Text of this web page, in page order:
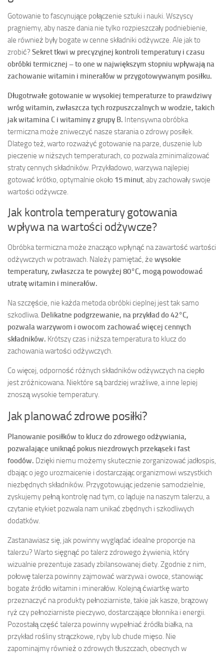
Gotowanie to fascynujące połączenie sztuki i nauki. Wszyscy
pragniemy, aby nasze dania nie tylko rozpieszczały podniebienie,
ale również były bogate w cenne składniki odżywcze. Ale jak to
zrobić? Sekret tkwi w precyzyjnej kontroli temperatury i czasu
obróbki termicznej – to one w największym stopniu wpływają na
zachowanie witamin i minerałów w przygotowywanym posiłku.
Długotrwałe gotowanie w wysokiej temperaturze to prawdziwy
wróg witamin, zwłaszcza tych rozpuszczalnych w wodzie, takich
jak witamina C i witaminy z grupy B. Intensywna obróbka
termiczna może zniweczyć nasze starania o zdrowy posiłek.
Dlatego też, warto rozważyć gotowanie na parze, duszenie lub
pieczenie w niższych temperaturach, co pozwala zminimalizować
straty cennych składników. Przykładowo, warzywa najlepiej
gotować krótko, optymalnie około 15 minut, aby zachowały swoje
wartości odżywcze.
Jak kontrola temperatury gotowania
wpływa na wartości odżywcze?
Obróbka termiczna może znacząco wpłynąć na zawartość wartości
odżywczych w potrawach. Należy pamiętać, że wysokie
temperatury, zwłaszcza te powyżej 80°C, mogą powodować
utratę witamin i minerałów.
Na szczęście, nie każda metoda obróbki cieplnej jest tak samo
szkodliwa. Delikatne podgrzewanie, na przykład do 42°C,
pozwala warzywom i owocom zachować więcej cennych
składników. Krótszy czas i niższa temperatura to klucz do
zachowania wartości odżywczych.
Co więcej, odporność różnych składników odżywczych na ciepło
jest zróżnicowana. Niektóre są bardziej wrażliwe, a inne lepiej
znoszą wysokie temperatury.
Jak planować zdrowe posiłki?
Planowanie posiłków to klucz do zdrowego odżywiania,
pozwalające uniknąć pokus niezdrowych przekąsek i fast
foodów. Dzięki niemu możemy skutecznie zorganizować jadłospis,
dbając o jego urozmaicenie i dostarczając organizmowi wszystkich
niezbędnych składników. Przygotowując jedzenie samodzielnie,
zyskujemy pełną kontrolę nad tym, co ląduje na naszym talerzu, a
czytanie etykiet pozwala nam unikać zbędnych i szkodliwych
dodatków.
Zastanawiasz się, jak powinny wyglądać idealne proporcje na
talerzu? Warto sięgnąć po talerz zdrowego żywienia, który
wizualnie prezentuje zasady zbilansowanej diety. Zgodnie z nim,
połowę talerza powinny zajmować warzywa i owoce, stanowiąc
bogate źródło witamin i minerałów. Kolejną ćwiartkę warto
przeznaczyć na produkty pełnoziarniste, takie jak kasze, brązowy
ryż czy pełnoziarniste pieczywo, dostarczające błonnika i energii.
Pozostałą część talerza powinny wypełniać źródła białka, na
przykład rośliny strączkowe, ryby lub chude mięso. Nie
zapominajmy również o zdrowych tłuszczach, obecnych w